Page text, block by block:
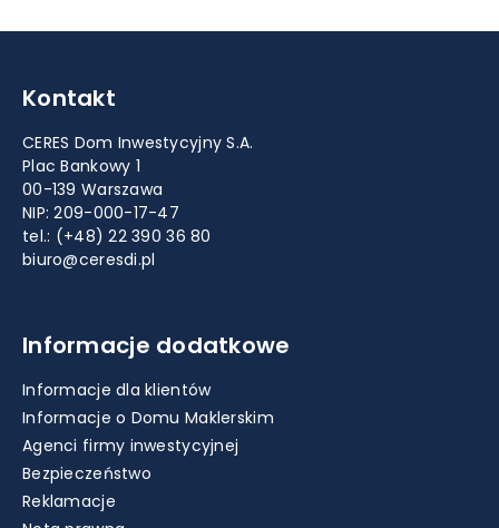
Kontakt
CERES Dom Inwestycyjny S.A.
Plac Bankowy 1
00-139 Warszawa
NIP: 209-000-17-47
tel.: (+48) 22 390 36 80
biuro@ceresdi.pl
Informacje dodatkowe
Informacje dla klientów
Informacje o Domu Maklerskim
Agenci firmy inwestycyjnej
Bezpieczeństwo
Reklamacje